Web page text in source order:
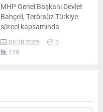
MHP Genel Başkanı Devlet
Bahçeli, Terörsüz Türkiye
süreci kapsamında
hazırlanan çerçeve yasa
teklifine ilişkin
değerlendirmelerde bulundu.
05.08.2026
0
179